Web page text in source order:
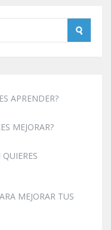
APRENDER?
MEJORAR?
MEJORAR TUS